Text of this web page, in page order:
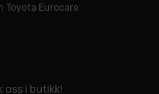
Toyota Eurocare
oss i butikk!